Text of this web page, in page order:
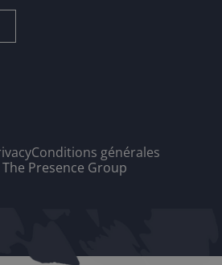
Conditions générales
Presence Group